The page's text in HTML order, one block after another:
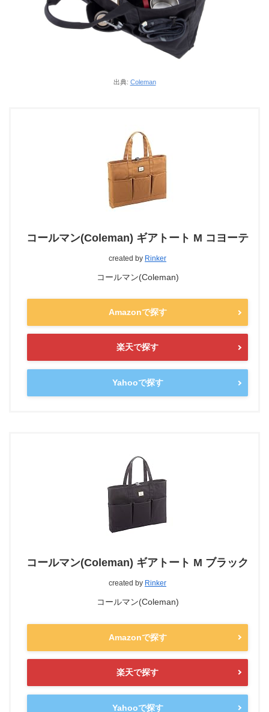
出典: Coleman
コールマン(Coleman) ギアトート M コヨーテ
created by Rinker
コールマン(Coleman)
Amazonで探す
楽天で探す
Yahooで探す
コールマン(Coleman) ギアトート M ブラック
created by Rinker
コールマン(Coleman)
Amazonで探す
楽天で探す
Yahooで探す